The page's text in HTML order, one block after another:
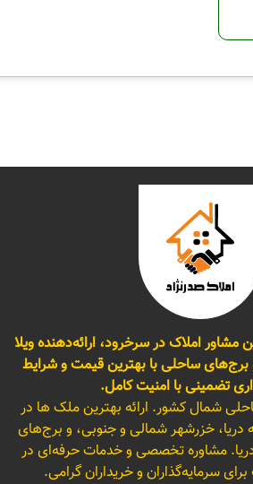
مشاور املاک در سرخرود، ارائه‌دهنده ویلا
برج‌های ساحلی با بهترین قیمت و شرایط
تضمینی با امنیت کامل.
شمال کشور. ارائه بهترین ملک ها در
دریا، خزرشهر شمالی و جنوبی، و برج‌های
مشاوره تخصصی و خدمات حرفه‌ای در
سرمایه‌گذاران و خریداران گرامی.